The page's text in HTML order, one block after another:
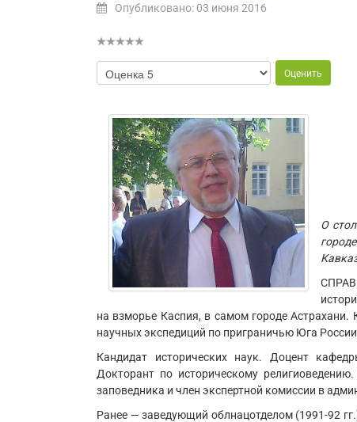
Опубликовано: 03 июня 2016
О
на взморье Каспия, в самом городе
научных экспедиций по приграничью Юга
Кандидат исторических наук. Доцент
Докторант по историческому
заповедника и член экспертной комиссии в
Ранее — заведующий облнацотделом (1991-92